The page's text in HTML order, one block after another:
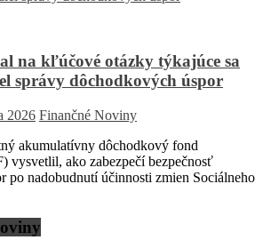
na kľúčové otázky týkajúce sa
správy dôchodkových úspor
2026 Finančné Noviny
akumulatívny dôchodkový fond
vysvetlil, ako zabezpečí bezpečnosť
po nadobudnutí účinnosti zmien Sociálneho